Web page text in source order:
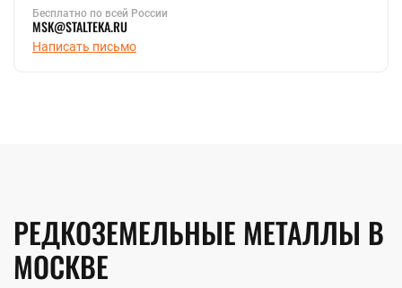
Бесплатно по всей России
MSK@STALTEKA.RU
Написать письмо
РЕДКОЗЕМЕЛЬНЫЕ МЕТАЛЛЫ В
МОСКВЕ